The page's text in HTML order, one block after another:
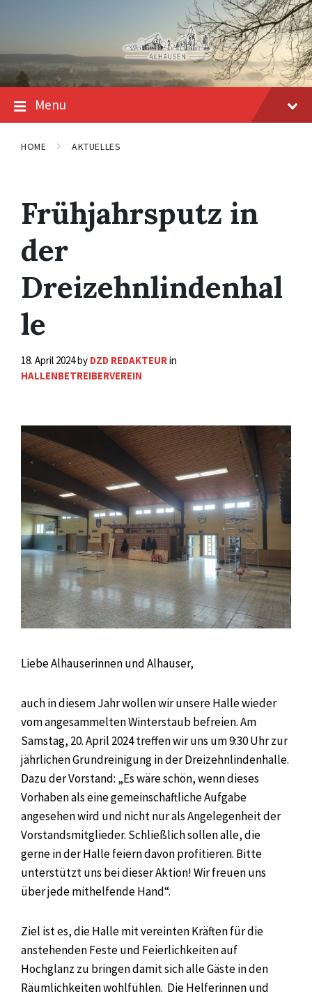
Menu
HOME AKTUELLES
Frühjahrsputz in
der
Dreizehnlindenhal
le
18. April 2024by DZD REDAKTEURin
HALLENBETREIBERVEREIN
Liebe Alhauserinnen und Alhauser,
auch in diesem Jahr wollen wir unsere Halle wieder
vom angesammelten Winterstaub befreien. Am
Samstag, 20. April 2024 treffen wir uns um 9:30 Uhr zur
jährlichen Grundreinigung in der Dreizehnlindenhalle.
Dazu der Vorstand: „Es wäre schön, wenn dieses
Vorhaben als eine gemeinschaftliche Aufgabe
angesehen wird und nicht nur als Angelegenheit der
Vorstandsmitglieder. Schließlich sollen alle, die
gerne in der Halle feiern davon profitieren. Bitte
unterstützt uns bei dieser Aktion! Wir freuen uns
über jede mithelfende Hand“.
Ziel ist es, die Halle mit vereinten Kräften für die
anstehenden Feste und Feierlichkeiten auf
Hochglanz zu bringen damit sich alle Gäste in den
Räumlichkeiten wohlfühlen. Die Helferinnen und